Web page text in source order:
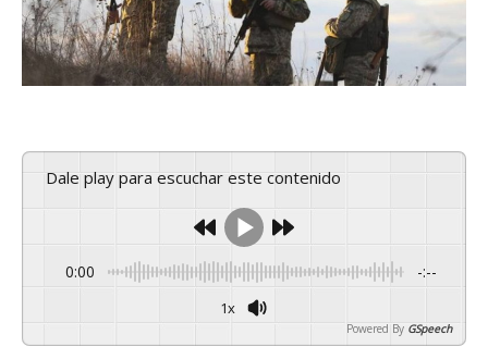
Dale play para escuchar este contenido
0:00 -:--
1x
Powered By GSpeech